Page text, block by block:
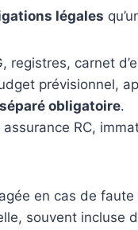
légales
registres, carnet
prévisionnel,
obligatoire.
RC,
en cas de
souvent incluse